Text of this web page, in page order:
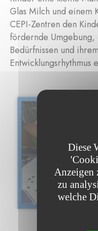
Glas Milch und einem
CEPI-Zentren den
fördernde
Bedürfnissen und
Entwicklungsrhythmus
Diese
Anzeigen
zu
welche